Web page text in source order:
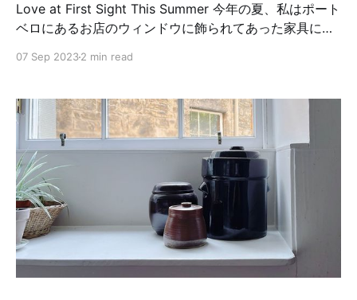
Love at First Sight This Summer 今年の夏、私はポート
ベロにあるお店のウィンドウに飾られてあった家具に一
に帰っても忘れられないそのチェストは、やや小さめサ
りました。その上に細い筆で植物が描いてあり、なんだ
かとても品がありました。 「これをデザインした人セン
ス良いなぁ、いったいどんな人が使っていたんだろ
う？」 私が特に気に入ったのはイラストの植物が秋のモ
チーフだったこと。なぜなら私達にとって今年の秋は特
別だからです。家族が1人増えるのです。 夫に買うか迷
っている事を話すと、「そのチェストは我が家に来る運
命なんじゃない？」とのこと。「よし！」私は購入する
ことに決めました。お腹の中にいるその子の事を想いな
がら。 早速次の日にお店に電話をしてチェストを届けて
07 Sep 20232 min read